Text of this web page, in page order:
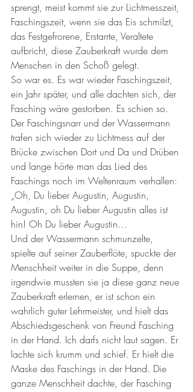
sprengt, meist kommt sie zur Lichtmesszeit,
Faschingszeit, wenn sie das Eis schmilzt,
das Festgefrorene, Erstarrte, Veraltete
aufbricht, diese Zauberkraft wurde dem
Menschen in den Schoß gelegt.
So war es. Es war wieder Faschingszeit,
ein Jahr später, und alle dachten sich, der
Fasching wäre gestorben. Es schien so.
Der Faschingsnarr und der Wassermann
trafen sich wieder zu Lichtmess auf der
Brücke zwischen Dort und Da und Drüben
und lange hörte man das Lied des
Faschings noch im Weltenraum verhallen:
„Oh, Du lieber Augustin, Augustin,
Augustin, oh Du lieber Augustin alles ist
hin! Oh Du lieber Augustin…
Und der Wassermann schmunzelte,
spielte auf seiner Zauberflöte, spuckte der
Menschheit weiter in die Suppe, denn
irgendwie mussten sie ja diese ganz neue
Zauberkraft erlernen, er ist schon ein
wahrlich guter Lehrmeister, und hielt das
Abschiedsgeschenk von Freund Fasching
in der Hand. Ich darfs nicht laut sagen. Er
lachte sich krumm und schief. Er hielt die
Maske des Faschings in der Hand. Die
ganze Menschheit dachte, der Fasching